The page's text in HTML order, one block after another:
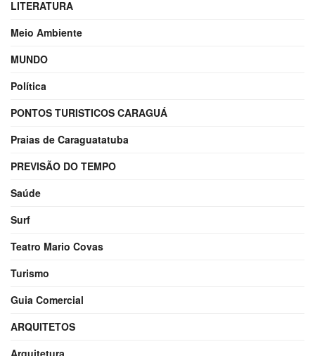
LITERATURA
Meio Ambiente
MUNDO
Política
PONTOS TURISTICOS CARAGUÁ
Praias de Caraguatatuba
PREVISÃO DO TEMPO
Saúde
Surf
Teatro Mario Covas
Turismo
Guia Comercial
ARQUITETOS
Arquitetura